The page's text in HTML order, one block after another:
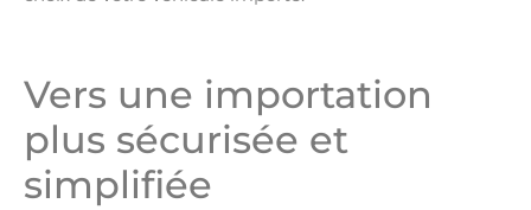
Vers une importation
plus sécurisée et
simplifiée